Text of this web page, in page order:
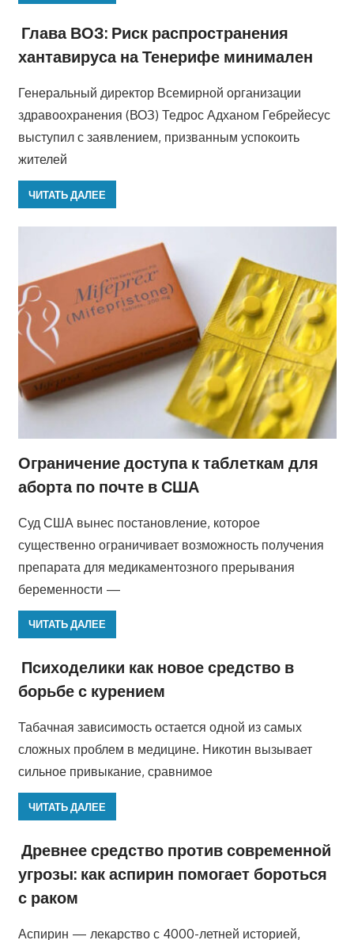
Глава ВОЗ: Риск распространения
хантавируса на Тенерифе минимален
Генеральный директор Всемирной организации
здравоохранения (ВОЗ) Тедрос Адханом Гебрейесус
выступил с заявлением, призванным успокоить
жителей
ЧИТАТЬ ДАЛЕЕ
Ограничение доступа к таблеткам для
аборта по почте в США
Суд США вынес постановление, которое
существенно ограничивает возможность получения
препарата для медикаментозного прерывания
беременности —
ЧИТАТЬ ДАЛЕЕ
Психоделики как новое средство в
борьбе с курением
Табачная зависимость остается одной из самых
сложных проблем в медицине. Никотин вызывает
сильное привыкание, сравнимое
ЧИТАТЬ ДАЛЕЕ
Древнее средство против современной
угрозы: как аспирин помогает бороться
с раком
Аспирин — лекарство с 4000-летней историей,